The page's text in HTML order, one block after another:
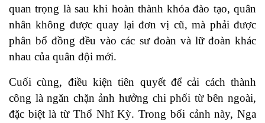
quan trọng là sau khi hoàn thành khóa đào tạo, quân
nhân không được quay lại đơn vị cũ, mà phải được
phân bổ đồng đều vào các sư đoàn và lữ đoàn khác
nhau của quân đội mới.
Cuối cùng, điều kiện tiên quyết để cải cách thành
công là ngăn chặn ảnh hưởng chi phối từ bên ngoài,
đặc biệt là từ Thổ Nhĩ Kỳ. Trong bối cảnh này, Nga